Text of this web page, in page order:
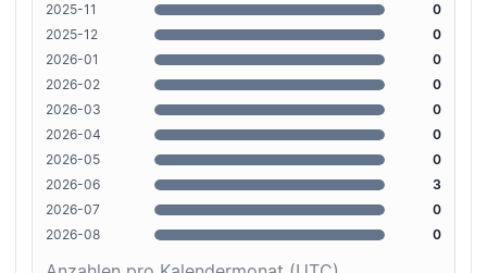
2025-11
0
2025-12
0
2026-01
0
2026-02
0
2026-03
0
2026-04
0
2026-05
0
2026-06
3
2026-07
0
2026-08
0